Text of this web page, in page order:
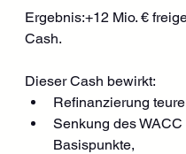
Ergebnis:+12 Mio. €
Cash.
Dieser Cash bewirkt:
Refinanzierung
Senkung des WACC
Basispunkte,